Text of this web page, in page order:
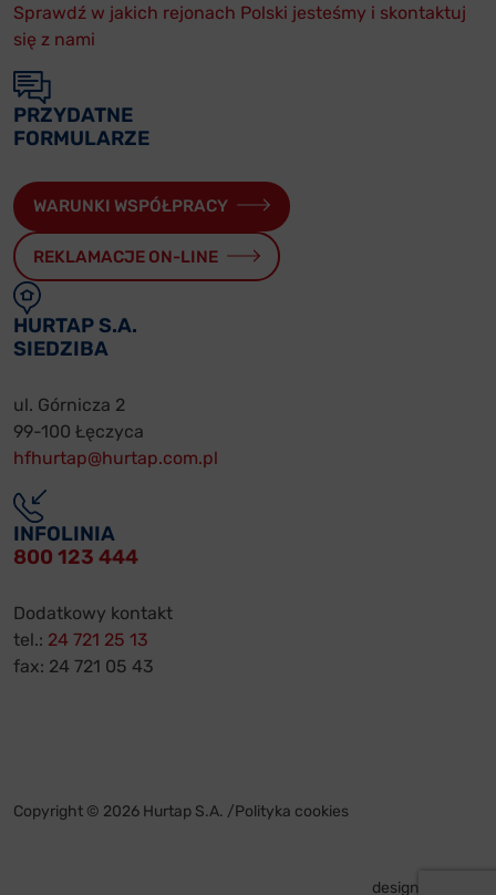
Sprawdź w jakich rejonach Polski jesteśmy i skontaktuj
się z nami
PRZYDATNE
FORMULARZE
WARUNKI WSPÓŁPRACY
REKLAMACJE ON-LINE
HURTAP S.A.
SIEDZIBA
ul. Górnicza 2
99-100 Łęczyca
hfhurtap@hurtap.com.pl
INFOLINIA
800 123 444
Dodatkowy kontakt
tel.: 24 721 25 13
fax: 24 721 05 43
Copyright © 2026 Hurtap S.A. /Polityka cookies
design by